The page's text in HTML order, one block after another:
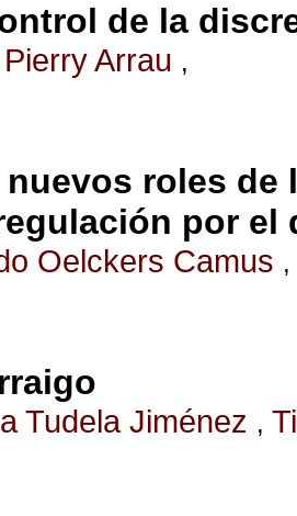
de la
Arrau ,
nuevos roles de
por el
Oelckers Camus ,
Tudela Jiménez ,